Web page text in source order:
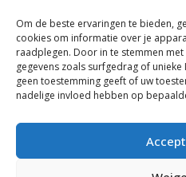
Om de beste ervaringen te bieden,
cookies om informatie over je
raadplegen. Door in te stemmen
gegevens zoals surfgedrag of
geen toestemming geeft of uw
nadelige invloed hebben op
Horecamakelaar Rotterdam
Horecamakelaar Eindhoven
Horecamakelaar Amsterdam